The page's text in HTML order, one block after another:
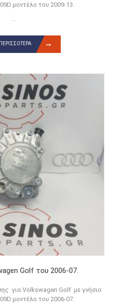
μοντέλο του 2009-13.
...
Golf του 2006-07.
για Volkswagen Golf με γνήσιο
μοντέλο του 2006-07.